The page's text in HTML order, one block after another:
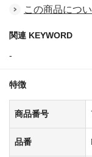
この商品につ
関連 KEYWORD
-
特徴
商品番号
品番